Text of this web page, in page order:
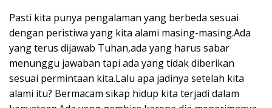
Pasti kita punya pengalaman yang berbeda sesuai
dengan peristiwa yang kita alami masing-masing.Ada
yang terus dijawab Tuhan,ada yang harus sabar
menunggu jawaban tapi ada yang tidak diberikan
sesuai permintaan kita.Lalu apa jadinya setelah kita
alami itu? Bermacam sikap hidup kita terjadi dalam